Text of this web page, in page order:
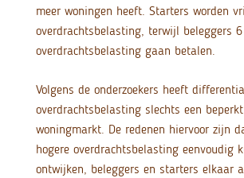
meer woningen heeft. Starters worden
overdrachtsbelasting, terwijl beleggers
overdrachtsbelasting gaan betalen.
Volgens de onderzoekers heeft
overdrachtsbelasting slechts een
woningmarkt. De redenen hiervoor zijn
hogere overdrachtsbelasting eenvoudig
ontwijken, beleggers en starters elkaar